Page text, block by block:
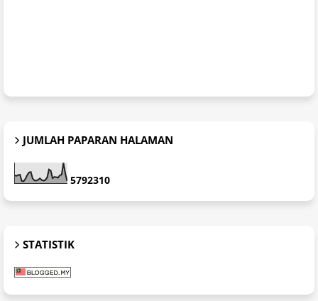
JUMLAH PAPARAN HALAMAN
5792310
STATISTIK